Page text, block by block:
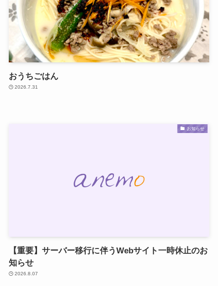
おうちごはん
2026.7.31
お知らせ
【重要】サーバー移行に伴うWebサイト一時休止のお
知らせ
2026.8.07